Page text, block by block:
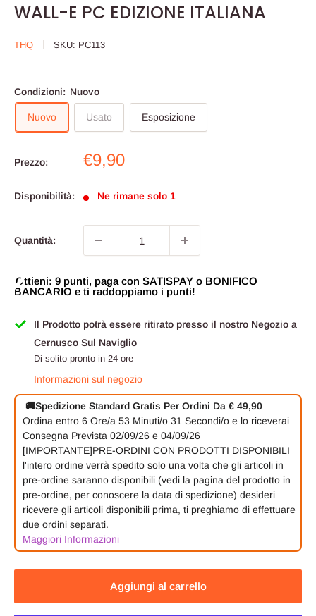
WALL-E PC EDIZIONE ITALIANA
THQ SKU: PC113
Condizioni: Nuovo
Nuovo Usato Esposizione
Prezzo:
Prezzo
€9,90
Disponibilità: Ne rimane solo 1
Quantità:
Ottieni: 9 punti, paga con SATISPAY o BONIFICO
BANCARIO e ti raddoppiamo i punti!
Il Prodotto potrà essere ritirato presso il nostro Negozio a
Cernusco Sul Naviglio
Di solito pronto in 24 ore
Informazioni sul negozio
🚚Spedizione Standard Gratis Per Ordini Da € 49,90
Ordina entro 6 Ore/a 53 Minuti/o 31 Secondi/o e lo riceverai
Consegna Prevista 02/09/26 e 04/09/26
[IMPORTANTE]PRE-ORDINI CON PRODOTTI DISPONIBILI
l'intero ordine verrà spedito solo una volta che gli articoli in
pre-ordine saranno disponibili (vedi la pagina del prodotto in
pre-ordine, per conoscere la data di spedizione) desideri
ricevere gli articoli disponibili prima, ti preghiamo di effettuare
due ordini separati.
Maggiori Informazioni
Aggiungi al carrello